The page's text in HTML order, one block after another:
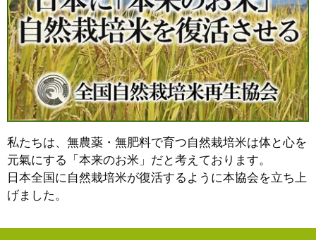
私たちは、無農薬・無肥料で育つ自然栽培米は体と心を
元氣にする「本来のお米」だと考えております。
日本全国に自然栽培米が復活するように本協会を立ち上
げました。